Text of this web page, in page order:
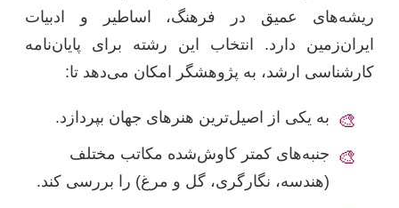
ریشه‌های عمیق در فرهنگ، اساطیر و ادبیات
ایران‌زمین دارد. انتخاب این رشته برای پایان‌نامه
کارشناسی ارشد، به پژوهشگر امکان می‌دهد تا:
🎨 به یکی از اصیل‌ترین هنرهای جهان بپردازد.
🎨 جنبه‌های کمتر کاوش‌شده مکاتب مختلف
(هندسه، نگارگری، گل و مرغ) را بررسی کند.